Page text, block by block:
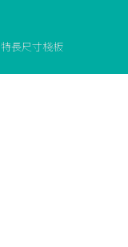
特長尺寸棧板